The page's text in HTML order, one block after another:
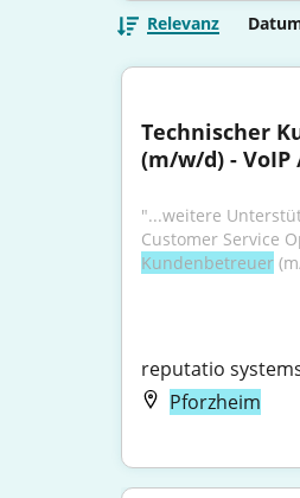
Relevanz
Technischer
(m/w/d) -
"...weitere
Kundenbetreuer
reputatio
Pforzheim